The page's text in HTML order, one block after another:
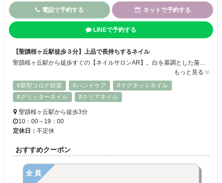
電話で予約する ネットで予約する
LINEで予約する
【聖蹟桜ヶ丘駅徒歩３分】上品で長持ちするネイル
聖蹟桜ヶ丘駅から徒歩すぐの【ネイルサロンAR】。白を基調とした落ち着いた空間で、シンプルながらも洗練されたデザインと丁寧な施術をご提供しています。ネイル初心者の方にも安心の定額制プランをはじめ、ライフスタイルに合わせた幅広いデザインをご用意。持ちの良さにも定評があり、上品で美しい指先を長くお楽しみいただけます✨
もっと見る
#新型コロナ対策
#ハンドケア
#マグネットネイル
#グリッターネイル
#クリアネイル
聖蹟桜ヶ丘駅から徒歩3分
10：00～19：00
定休日： 不定休
おすすめクーポン
全員